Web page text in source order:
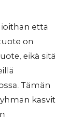
että
on
eikä sitä
Tämän
kasvit